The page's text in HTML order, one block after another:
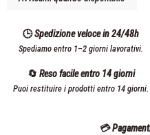
🕒 Spedizione veloce in 24/48h
Spediamo entro 1–2 giorni lavorativi.
🔄 Reso facile entro 14 giorni
Puoi restituire i prodotti entro 14 giorni.
💳